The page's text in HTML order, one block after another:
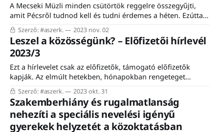
A Mecseki Müzli minden csütörtök reggelre összegyűjti,
amit Pécsről tudnod kell és tudni érdemes a héten. Ezúttal
csak az előfizetők kapják a teljes hírlevelet. #aszerk.
Megnyitjuk a szerkesztőséget. Hozzáférhetőbbé tesszük.
Mit jelent ez a gyakorlatban? 1. Mostantól minden
feliratkozótól várjuk az ötleteket, javaslatokat, hogy milyen
témákat dolgozzunk fel alaposabban a
Szerző: #aszerk. 2023 nov. 02
Leszel a közösségünk? – Előfizetői hírlevél
2023/3
Ezt a hírlevelet csak az előfizetők, támogató előfizetők
kapják. Az elmúlt hetekben, hónapokban rengeteget
gondolkodtunk azon, hogy milyen irányba kellene
fejleszteni a Mecseki Müzlit. Ehhez szerencsére nem csak
rengeteg szakmai segítséget, inspirációt kapunk, de az
olvasóinktól is sok visszajelzés érkezik. Erre az utóbbira,
vagyis a „közönségkapcsolatok ápolására” szeretnénk a
Szerző: #aszerk. 2023 okt. 31
Szakemberhiány és rugalmatlanság
nehezíti a speciális nevelési igényű
gyerekek helyzetét a közoktatásban